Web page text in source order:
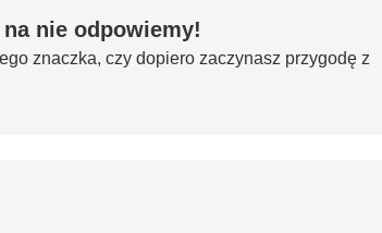
nie odpowiemy!
znaczka, czy dopiero zaczynasz przygodę z